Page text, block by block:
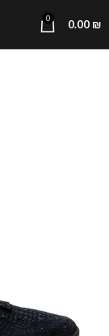
0 0.00 ₪